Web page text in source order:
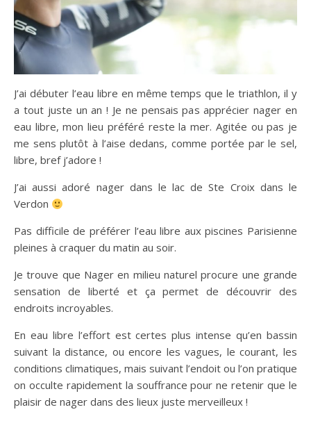
J’ai débuter l’eau libre en même temps que le triathlon, il y
a tout juste un an ! Je ne pensais pas apprécier nager en
eau libre, mon lieu préféré reste la mer. Agitée ou pas je
me sens plutôt à l’aise dedans, comme portée par le sel,
libre, bref j’adore !
J’ai aussi adoré nager dans le lac de Ste Croix dans le
Verdon
Pas difficile de préférer l’eau libre aux piscines Parisienne
pleines à craquer du matin au soir.
Je trouve que Nager en milieu naturel procure une grande
sensation de liberté et ça permet de découvrir des
endroits incroyables.
En eau libre l’effort est certes plus intense qu’en bassin
suivant la distance, ou encore les vagues, le courant, les
conditions climatiques, mais suivant l’endoit ou l’on pratique
on occulte rapidement la souffrance pour ne retenir que le
plaisir de nager dans des lieux juste merveilleux !